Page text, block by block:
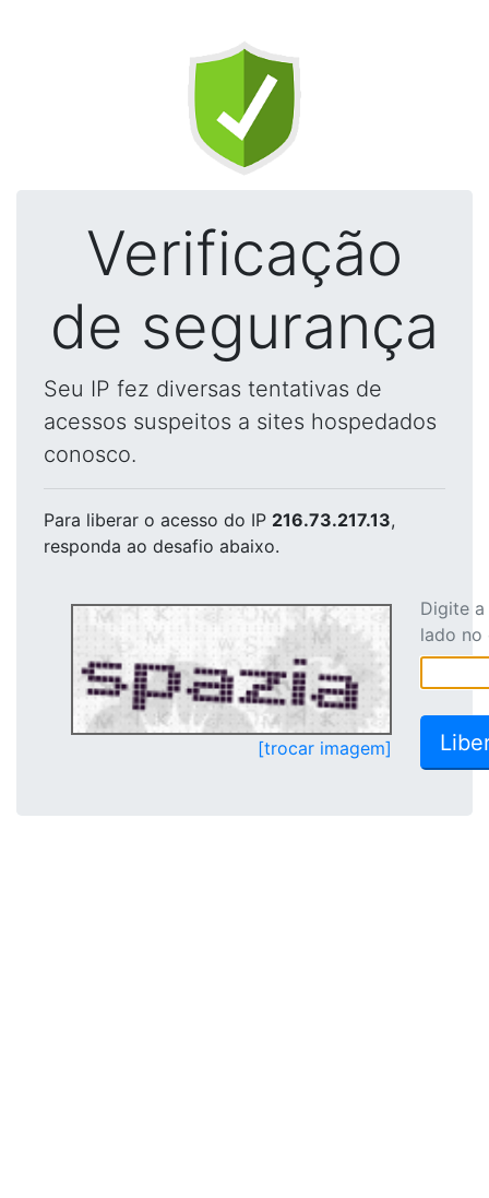
Verificação
de segurança
Seu IP fez diversas tentativas de
acessos suspeitos a sites hospedados
conosco.
Para liberar o acesso do IP 216.73.217.13,
responda ao desafio abaixo.
[trocar imagem]
Digite
lado no